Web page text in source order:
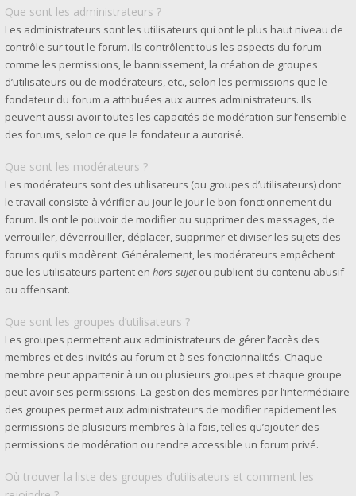
Que sont les administrateurs ?
Les administrateurs sont les utilisateurs qui ont le plus haut niveau de
contrôle sur tout le forum. Ils contrôlent tous les aspects du forum
comme les permissions, le bannissement, la création de groupes
d’utilisateurs ou de modérateurs, etc., selon les permissions que le
fondateur du forum a attribuées aux autres administrateurs. Ils
peuvent aussi avoir toutes les capacités de modération sur l’ensemble
des forums, selon ce que le fondateur a autorisé.
Que sont les modérateurs ?
Les modérateurs sont des utilisateurs (ou groupes d’utilisateurs) dont
le travail consiste à vérifier au jour le jour le bon fonctionnement du
forum. Ils ont le pouvoir de modifier ou supprimer des messages, de
verrouiller, déverrouiller, déplacer, supprimer et diviser les sujets des
forums qu’ils modèrent. Généralement, les modérateurs empêchent
que les utilisateurs partent en hors-sujetou publient du contenu abusif
ou offensant.
Que sont les groupes d’utilisateurs ?
Les groupes permettent aux administrateurs de gérer l’accès des
membres et des invités au forum et à ses fonctionnalités. Chaque
membre peut appartenir à un ou plusieurs groupes et chaque groupe
peut avoir ses permissions. La gestion des membres par l’intermédiaire
des groupes permet aux administrateurs de modifier rapidement les
permissions de plusieurs membres à la fois, telles qu’ajouter des
permissions de modération ou rendre accessible un forum privé.
Où trouver la liste des groupes d’utilisateurs et comment les